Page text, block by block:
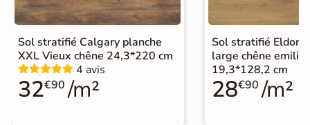
Origine Allemagne
Format Simplifié
Parquet
25x220 cm
Sol stratifié grand format
Sol stratifié Calgary planche
XXL Vieux chêne 24,3*220 cm
4 avis
32€90 /m²
Sol stratifié
large chêne emilia
19,3*128,2 cm
28€90 /m²